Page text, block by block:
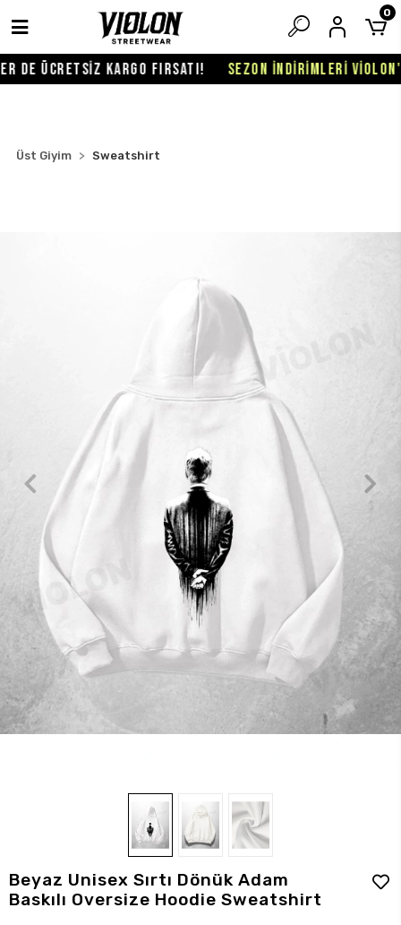
ÜCRETSİZ KARGO FIRSATI! SEZON İNDİRİMLERİ
0
Üst Giyim Sweatshirt
Beyaz Unisex Sırtı Dönük Adam
Baskılı Oversize Hoodie Sweatshirt